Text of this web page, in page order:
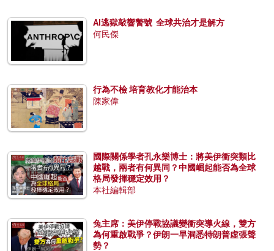
AI逃獄敲響警號 全球共治才是解方
何民傑
行為不檢 培育教化才能治本
陳家偉
國際關係學者孔永樂博士：將美伊衝突類比
越戰，兩者有何異同？中國崛起能否為全球
格局發揮穩定效用？
本社編輯部
兔主席：美伊停戰協議變衝突導火線，雙方
為何重啟戰爭？伊朗一早洞悉特朗普虛張聲
勢？